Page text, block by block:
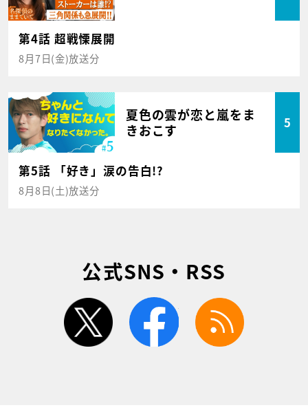
第4話 超戦慄展開
8月7日(金)放送分
夏色の雲が恋と嵐をま
きおこす
5
第5話 「好き」涙の告白!?
8月8日(土)放送分
公式SNS・RSS
twitter facebook